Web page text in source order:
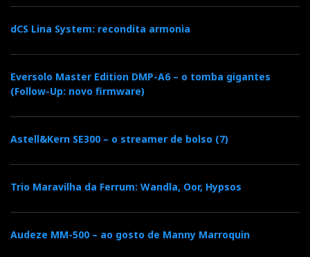
dCS Lina System: recondita armonia
Eversolo Master Edition DMP-A6 – o tomba gigantes
(Follow-Up: novo firmware)
Astell&Kern SE300 – o streamer de bolso (7)
Trio Maravilha da Ferrum: Wandla, Oor, Hypsos
Audeze MM-500 – ao gosto de Manny Marroquin